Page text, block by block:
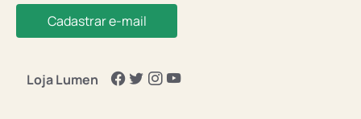
Cadastrar e-mail
Loja Lumen